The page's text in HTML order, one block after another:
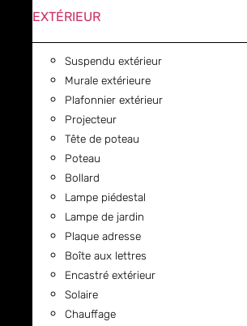
EXTÉRIEUR
Suspendu extérieur
Murale extérieure
Plafonnier extérieur
Projecteur
Tête de poteau
Poteau
Bollard
Lampe piédestal
Lampe de jardin
Plaque adresse
Boîte aux lettres
Encastré extérieur
Solaire
Chauffage